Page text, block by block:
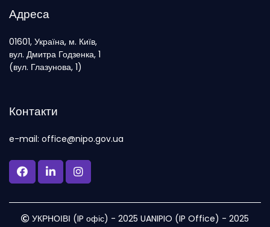
Адреса
01601, Україна, м. Київ,
вул. Дмитра Годзенка, 1
(вул. Глазунова, 1)
Контакти
e-mail: office@nipo.gov.ua
УКРНОІВІ (IP офіс) - 2025 UANIPIO (IP Office) - 2025